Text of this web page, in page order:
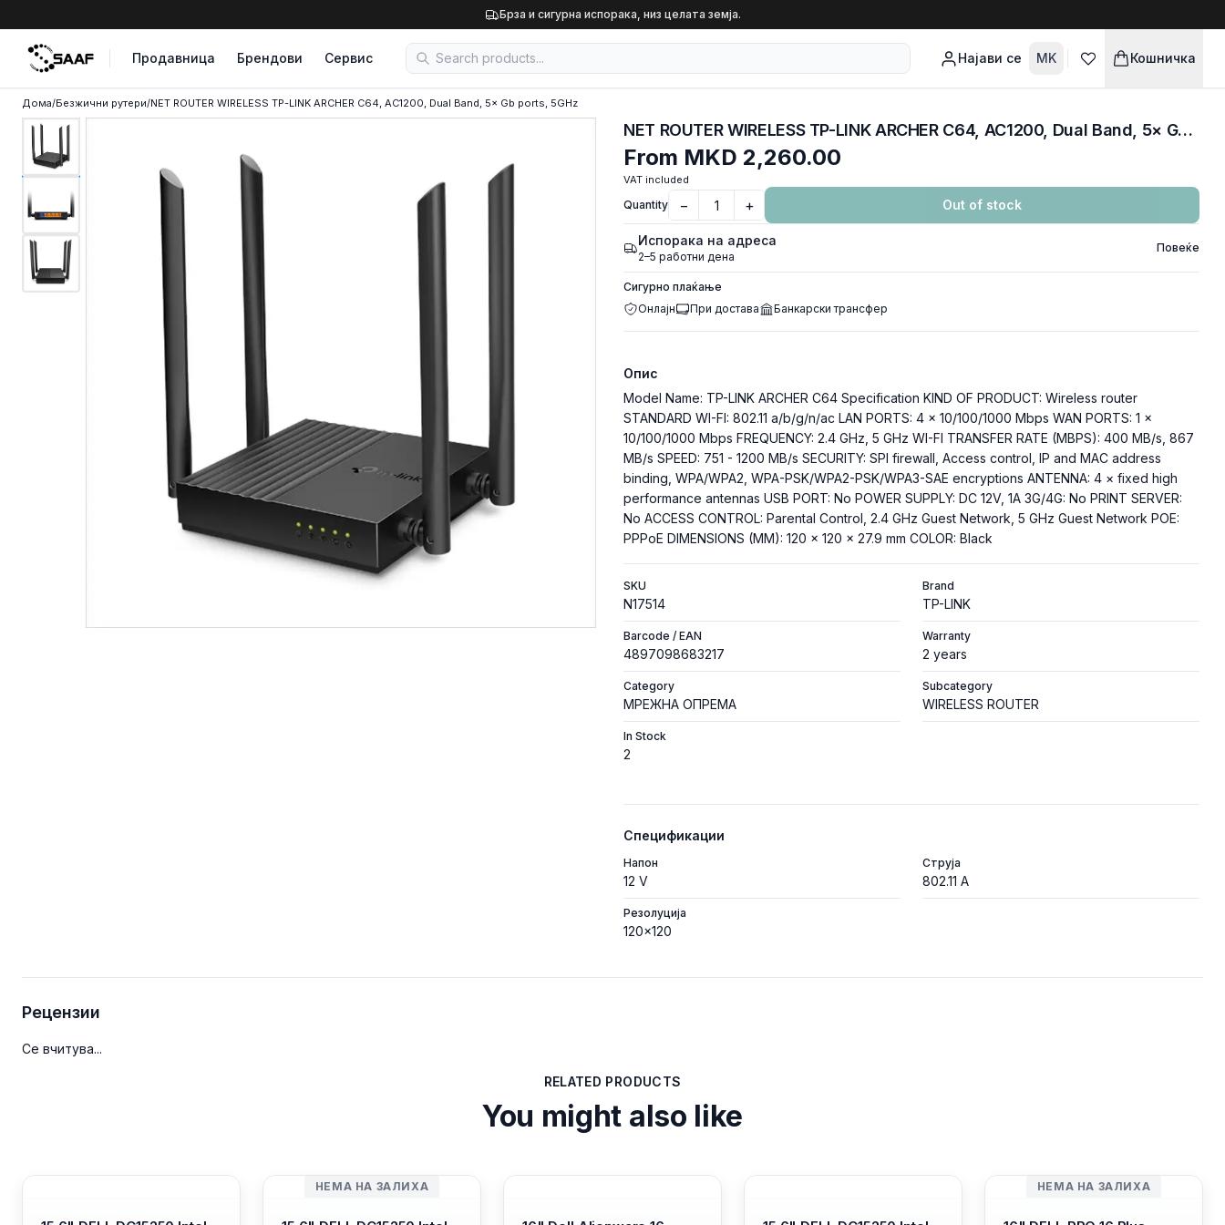
Брза и сигурна испорака, низ целата земја.
Продавница Брендови Сервис Најави се MK Кошничка
Дома/Безжични рутери/NET ROUTER WIRELESS TP-LINK ARCHER C64, AC1200, Dual Band, 5× Gb ports, 5GHz
NET ROUTER WIRELESS TP-LINK ARCHER C64, AC1200, Dual Band, 5× Gb ports, 5GHz
From MKD 2,260.00
VAT included
Quantity − + Out of stock
Испорака на адреса
2–5 работни дена
Повеќе
Сигурно плаќање
Онлајн
При достава Банкарски трансфер
Опис
Model Name: TP-LINK ARCHER C64 Specification KIND OF PRODUCT: Wireless router
STANDARD WI-FI: 802.11 a/b/g/n/ac LAN PORTS: 4 x 10/100/1000 Mbps WAN PORTS: 1 x
10/100/1000 Mbps FREQUENCY: 2.4 GHz, 5 GHz WI-FI TRANSFER RATE (MBPS): 400 MB/s, 867
MB/s SPEED: 751 - 1200 MB/s SECURITY: SPI firewall, Access control, IP and MAC address
binding, WPA/WPA2, WPA-PSK/WPA2-PSK/WPA3-SAE encryptions ANTENNA: 4 × fixed high
performance antennas USB PORT: No POWER SUPPLY: DC 12V, 1A 3G/4G: No PRINT SERVER:
No ACCESS CONTROL: Parental Control, 2.4 GHz Guest Network, 5 GHz Guest Network POE:
PPPoE DIMENSIONS (MM): 120 × 120 × 27.9 mm COLOR: Black
SKU
N17514
Brand
TP-LINK
Barcode / EAN
4897098683217
Warranty
2 years
Category
МРЕЖНА ОПРЕМА
Subcategory
WIRELESS ROUTER
In Stock
2
Спецификации
Напон
12 V
Струја
802.11 A
Резолуција
120x120
Рецензии
Се вчитува...
RELATED PRODUCTS
You might also like
НЕМА НА ЗАЛИХА НЕМА НА ЗАЛИХА